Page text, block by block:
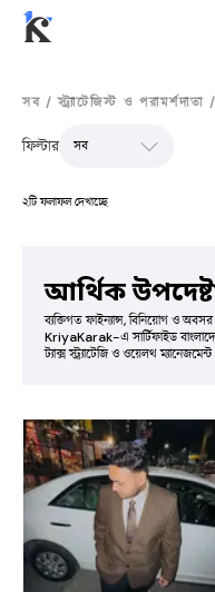
সব / স্ট্র্যাটেজিস্ট ও পরামর্শদাতা /
ফিল্টার
২টি ফলাফল দেখাচ্ছে
আর্থিক
ব্যক্তিগত ফাইন্যান্স, বিনিয়োগ ও
KriyaKarak-এ সার্টিফাইড
ট্যাক্স স্ট্র্যাটেজি ও ওয়েলথ